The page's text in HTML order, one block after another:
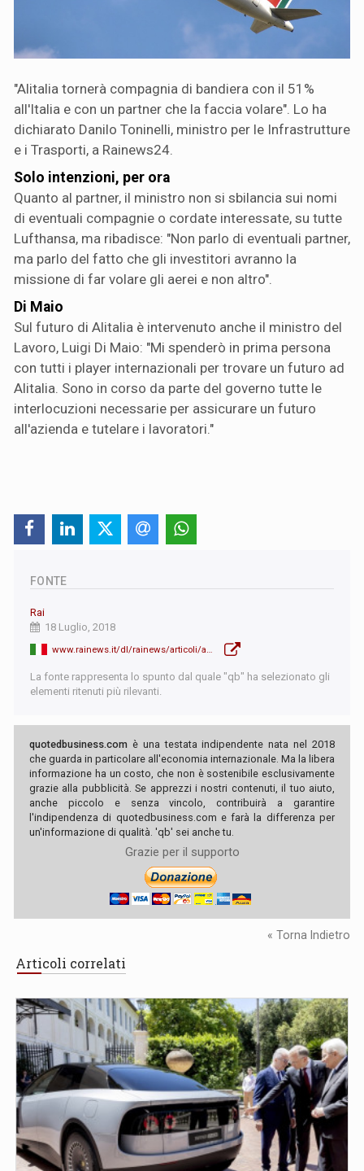
"Alitalia tornerà compagnia di bandiera con il 51%
all'Italia e con un partner che la faccia volare". Lo ha
dichiarato Danilo Toninelli, ministro per le Infrastrutture
e i Trasporti, a Rainews24.
Solo intenzioni, per ora
Quanto al partner, il ministro non si sbilancia sui nomi
di eventuali compagnie o cordate interessate, su tutte
Lufthansa, ma ribadisce: "Non parlo di eventuali partner,
ma parlo del fatto che gli investitori avranno la
missione di far volare gli aerei e non altro".
Di Maio
Sul futuro di Alitalia è intervenuto anche il ministro del
Lavoro, Luigi Di Maio: "Mi spenderò in prima persona
con tutti i player internazionali per trovare un futuro ad
Alitalia. Sono in corso da parte del governo tutte le
interlocuzioni necessarie per assicurare un futuro
all'azienda e tutelare i lavoratori."
FONTE
Rai
18 Luglio, 2018
www.rainews.it/dl/rainews/articoli/alitalia-di-maio-mi-spendero-per-trovare-un-futuro-a-questa-azienda-67e3a9a3-b824-48d2-9820-afdea42ac699.html
La fonte rappresenta lo spunto dal quale "qb" ha selezionato gli
elementi ritenuti più rilevanti.
quotedbusiness.com è una testata indipendente nata nel 2018
che guarda in particolare all'economia internazionale. Ma la libera
informazione ha un costo, che non è sostenibile esclusivamente
grazie alla pubblicità. Se apprezzi i nostri contenuti, il tuo aiuto,
anche piccolo e senza vincolo, contribuirà a garantire
l'indipendenza di quotedbusiness.com e farà la differenza per
un'informazione di qualità. 'qb' sei anche tu.
Grazie per il supporto
« Torna Indietro
Articoli correlati